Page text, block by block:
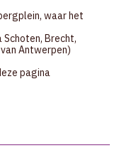
waar het
Brecht,
Antwerpen)
pagina